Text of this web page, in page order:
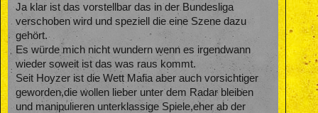
Ja klar ist das vorstellbar das in der Bundesliga
verschoben wird und speziell die eine Szene dazu
gehört.
Es würde mich nicht wundern wenn es irgendwann
wieder soweit ist das was raus kommt.
Seit Hoyzer ist die Wett Mafia aber auch vorsichtiger
geworden,die wollen lieber unter dem Radar bleiben
und manipulieren unterklassige Spiele,eher ab der